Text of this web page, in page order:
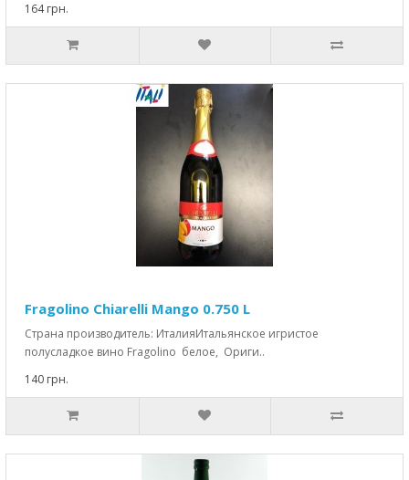
164 грн.
Fragolino Chiarelli Mango 0.750 L
Страна производитель: ИталияИтальянское игристое
полусладкое вино Fragolino белое, Ориги..
140 грн.